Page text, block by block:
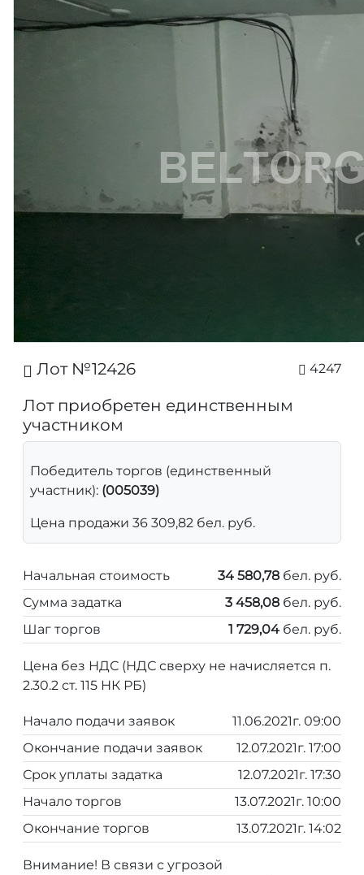
Лот №12426 4247
Лот приобретен единственным
участником
Победитель торгов (единственный
участник): (005039)
Цена продажи 36 309,82 бел. руб.
Начальная стоимость 34 580,78 бел. руб.
Сумма задатка
3 458,08 бел. руб.
Шаг торгов
1 729,04 бел. руб.
Цена без НДС (НДС сверху не начисляется п.
2.30.2 ст. 115 НК РБ)
Начало подачи заявок
11.06.2021г. 09:00
Окончание подачи заявок
12.07.2021г. 17:00
Срок уплаты задатка
12.07.2021г. 17:30
Начало торгов
13.07.2021г. 10:00
Окончание торгов
13.07.2021г. 14:02
Внимание! В связи с угрозой